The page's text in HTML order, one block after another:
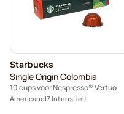
Starbucks
Single Origin Colombia
10 cups voor Nespresso® Vertuo
Americano 7 Intensiteit